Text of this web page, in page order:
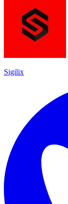
Sigilix